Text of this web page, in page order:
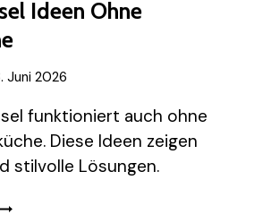
Ideen Ohne
Juni 2026
funktioniert auch ohne
Diese Ideen zeigen
stilvolle Lösungen.
8